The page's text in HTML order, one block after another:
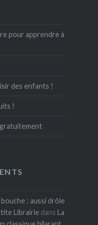
pour apprendre à
des enfants !
!
: aussi drôle
Librairie dans La